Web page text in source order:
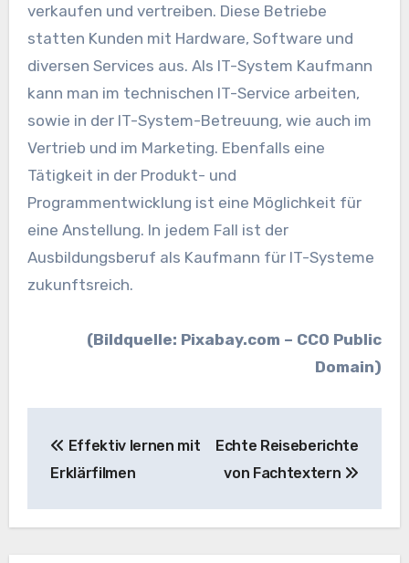
verkaufen und vertreiben. Diese Betriebe
statten Kunden mit Hardware, Software und
diversen Services aus. Als IT-System Kaufmann
kann man im technischen IT-Service arbeiten,
sowie in der IT-System-Betreuung, wie auch im
Vertrieb und im Marketing. Ebenfalls eine
Tätigkeit in der Produkt- und
Programmentwicklung ist eine Möglichkeit für
eine Anstellung. In jedem Fall ist der
Ausbildungsberuf als Kaufmann für IT-Systeme
zukunftsreich.
(Bildquelle: Pixabay.com – CC0 Public
Domain)
Effektiv lernen mit
Erklärfilmen
Echte Reiseberichte
von Fachtextern